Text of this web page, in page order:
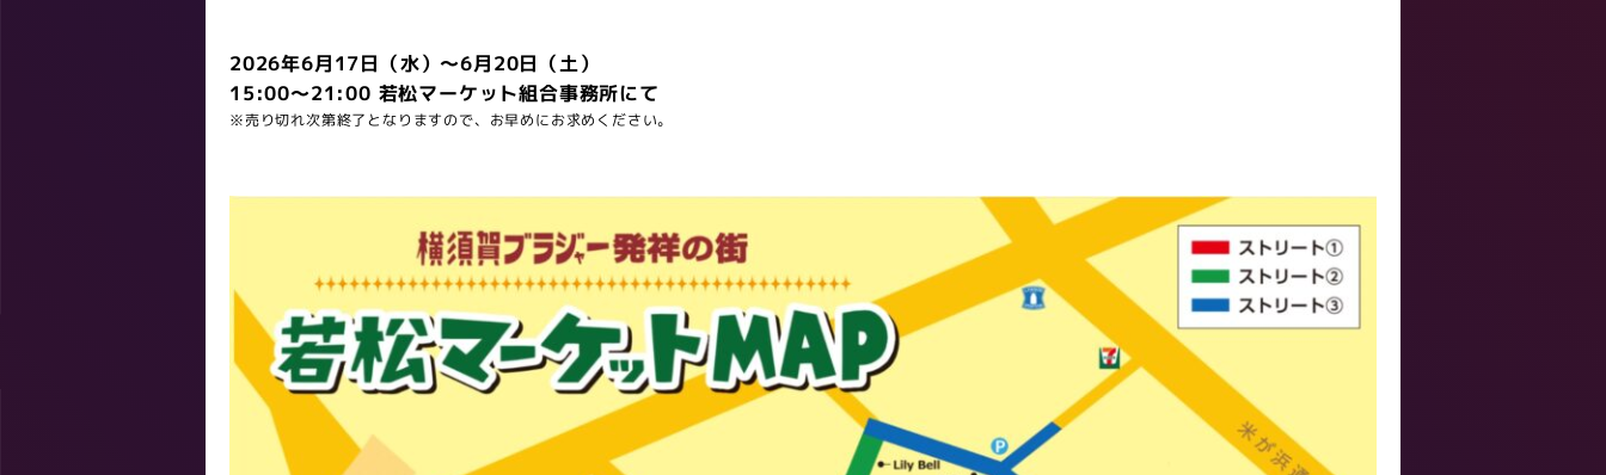
2026年6月17日（水）〜6月20日（土）
15:00〜21:00 若松マーケット組合事務所にて
※売り切れ次第終了となりますので、お早めにお求めください。